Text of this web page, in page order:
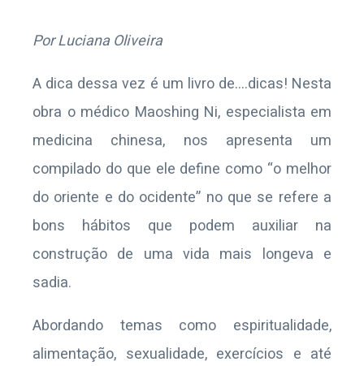
Por Luciana Oliveira
A dica dessa vez é um livro de….dicas! Nesta
obra o médico Maoshing Ni, especialista em
medicina chinesa, nos apresenta um
compilado do que ele define como “o melhor
do oriente e do ocidente” no que se refere a
bons hábitos que podem auxiliar na
construção de uma vida mais longeva e
sadia.
Abordando temas como espiritualidade,
alimentação, sexualidade, exercícios e até